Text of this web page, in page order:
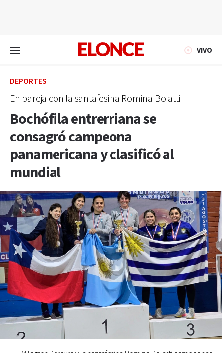
VIVO
DEPORTES
En pareja con la santafesina Romina Bolatti
Bochófila entrerriana se
consagró campeona
panamericana y clasificó al
mundial